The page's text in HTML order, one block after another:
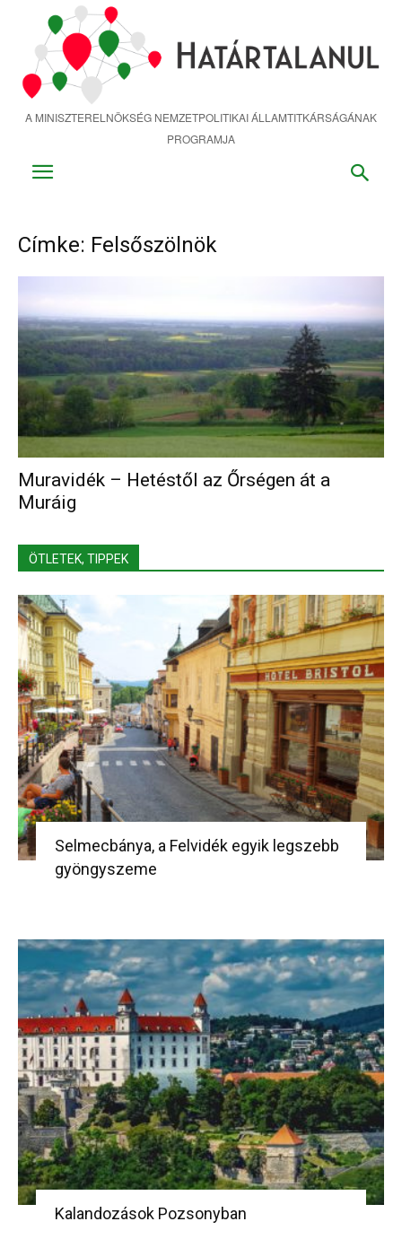
tartalomra
A MINISZTERELNÖKSÉG NEMZETPOLITIKAI ÁLLAMTITKÁRSÁGÁNAK
PROGRAMJA
Címke: Felsőszölnök
Muravidék – Hetéstől az Őrségen át a
Muráig
ÖTLETEK, TIPPEK
Selmecbánya, a Felvidék egyik legszebb
gyöngyszeme
Kalandozások Pozsonyban